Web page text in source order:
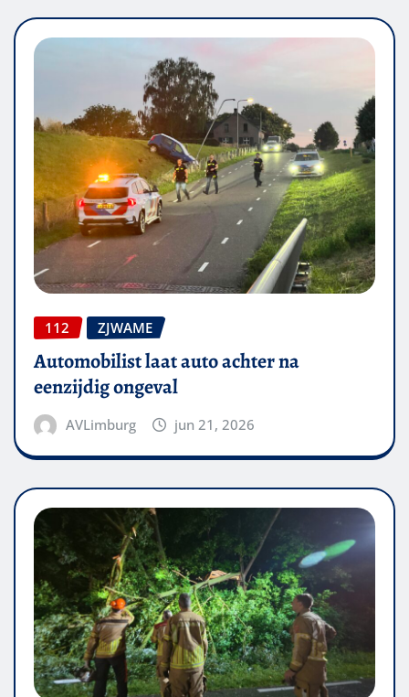
112 ZJWAME
Automobilist laat auto achter na
eenzijdig ongeval
AVLimburg jun 21, 2026